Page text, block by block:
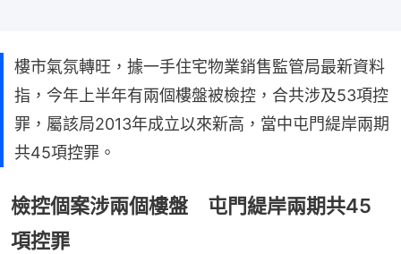
樓市氣氛轉旺，據一手住宅物業銷售監管局最新資料
指，今年上半年有兩個樓盤被檢控，合共涉及53項控
罪，屬該局2013年成立以來新高，當中屯門緹岸兩期
共45項控罪。
檢控個案涉兩個樓盤 屯門緹岸兩期共45
項控罪